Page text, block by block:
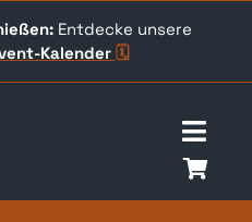
Entdecke unsere
Kalender 🗓️